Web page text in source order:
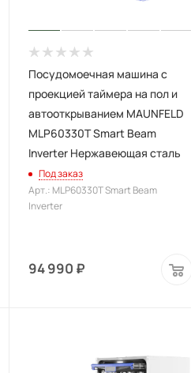
Посудомоечная машина с
проекцией таймера на пол и
автооткрыванием MAUNFELD
MLP60330T Smart Beam
Inverter Нержавеющая сталь
Под заказ
Арт.: MLP60330T Smart Beam
Inverter
94 990 ₽